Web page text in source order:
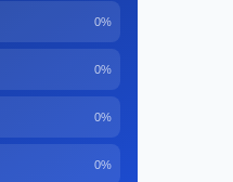
0%
0%
0%
0%